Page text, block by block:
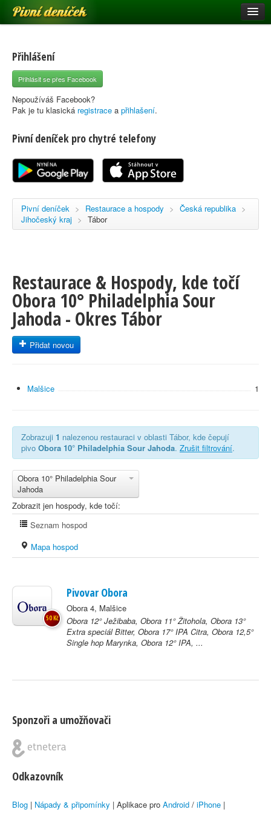
Pivní deníček
Pivní mapa
Pivní značky
Nápověda
Registrace
Přihlášení
Přihlásit se přes Facebook
Nepoužíváš Facebook?
Pak je tu klasická registrace a přihlašení.
Pivní deníček pro chytré telefony
Pivní deníček > Restaurace a hospody > Česká republika >
Jihočeský kraj > Tábor
Restaurace & Hospody, kde točí
Obora 10° Philadelphia Sour
Jahoda - Okres Tábor
Přidat novou
Malšice 1
Zobrazuji 1 nalezenou restauraci v oblasti Tábor, kde čepují
pivo Obora 10° Philadelphia Sour Jahoda. Zrušit filtrování.
Obora 10° Philadelphia Sour
Jahoda
Zobrazit jen hospody, kde točí:
Seznam hospod
Mapa hospod
Pivovar Obora
Obora 4, Malšice
Obora 12° Ježibaba, Obora 11° Žitohola, Obora 13°
Extra speciál Bitter, Obora 17° IPA Citra, Obora 12,5°
Single hop Marynka, Obora 12° IPA, ...
50 Kč
Sponzoři a umožňovači
Odkazovník
Blog | Nápady & připomínky | Aplikace pro Android / iPhone |